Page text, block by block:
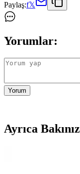
Paylaş:f𝕏
Yorumlar:
Yorum
Ayrıca Bakınız